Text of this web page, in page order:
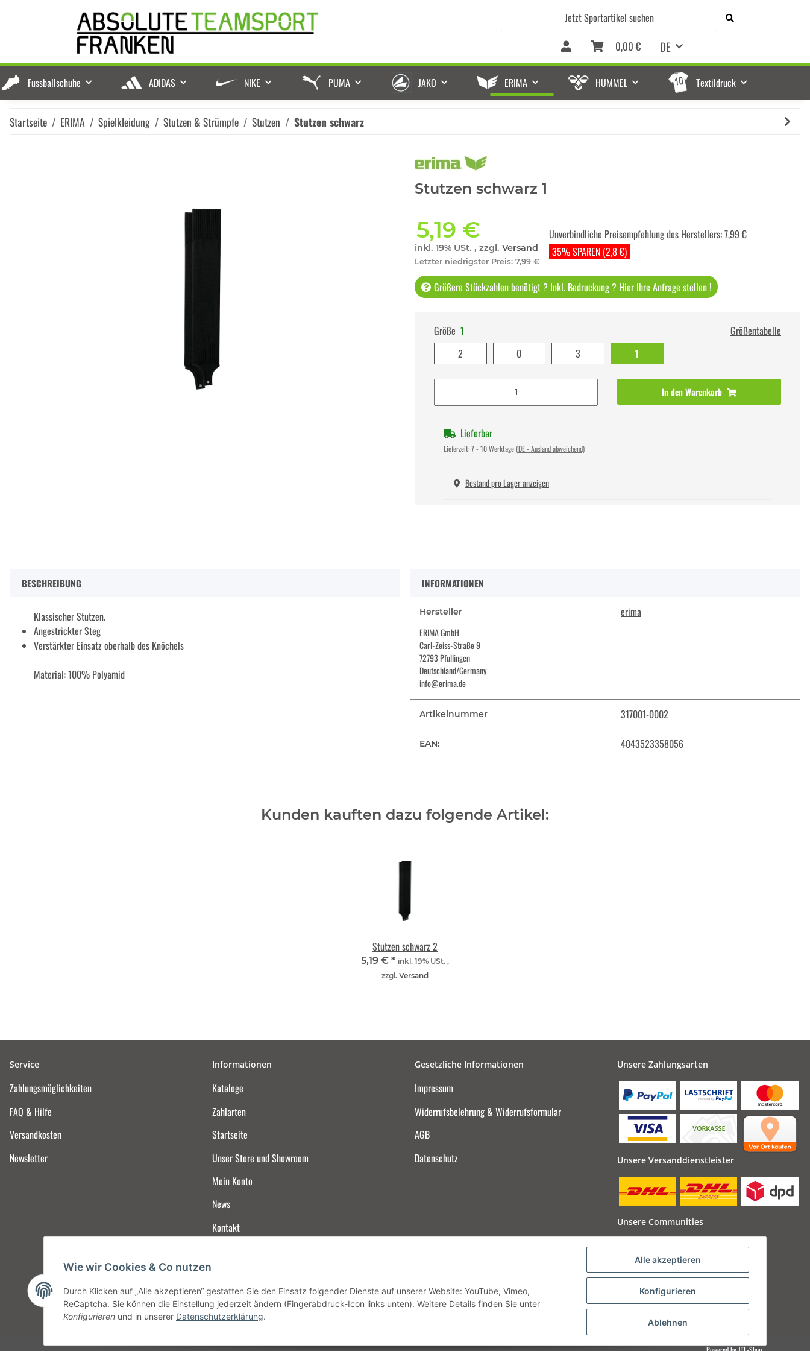
DE
0,00 €
Fussballschuhe ADIDAS NIKE PUMA JAKO ERIMA HUMMEL Textildruck
Startseite ERIMA Spielkleidung Stutzen & Strümpfe Stutzen Stutzen schwarz
Stutzen schwarz 1
5,19 €
inkl. 19% USt. , zzgl. Versand
Letzter niedrigster Preis: 7,99 €
35% SPAREN (2,8 €)
Unverbindliche Preisempfehlung des Herstellers:7,99 €
Größere Stückzahlen benötigt ? Inkl. Bedruckung ? Hier Ihre Anfrage stellen !
Größe 1
Größentabelle
2
0 3 1
In den Warenkorb
Lieferbar
Lieferzeit:7 - 10 Werktage (DE - Ausland abweichend)
Bestand pro Lager anzeigen
BESCHREIBUNG
Klassischer Stutzen.
Angestrickter Steg
Verstärkter Einsatz oberhalb des Knöchels
Material: 100% Polyamid
INFORMATIONEN
Hersteller erima
ERIMA GmbH
Carl-Zeiss-Straße 9
72793 Pfullingen
Deutschland/Germany
info@erima.de
Artikelnummer 317001-0002
EAN: 4043523358056
Kunden kauften dazu folgende Artikel:
Stutzen schwarz 2
5,19 € * inkl. 19% USt. ,
zzgl. Versand
Service
Zahlungsmöglichkeiten
FAQ & Hilfe
Versandkosten
Newsletter
Informationen
Kataloge
Zahlarten
Startseite
Unser Store und Showroom
Mein Konto
News
Kontakt
Gesetzliche Informationen
Impressum
Widerrufsbelehrung & Widerrufsformular
AGB
Datenschutz
Unsere Zahlungsarten
Unsere Versanddienstleister
Unsere Communities
Vertrag widerrufen
Wie wir Cookies & Co nutzen
Durch Klicken auf „Alle akzeptieren“ gestatten Sie den Einsatz folgender Dienste auf unserer Website: YouTube, Vimeo,
ReCaptcha. Sie können die Einstellung jederzeit ändern (Fingerabdruck-Icon links unten). Weitere Details finden Sie unter
Konfigurieren und in unserer Datenschutzerklärung.
Alle akzeptieren
Konfigurieren
Ablehnen